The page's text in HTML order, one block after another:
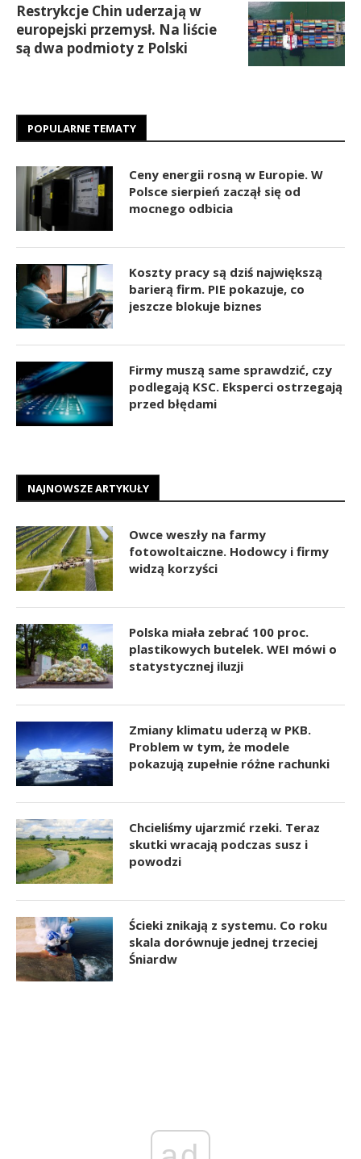
Restrykcje Chin uderzają w
europejski przemysł. Na liście
są dwa podmioty z Polski
POPULARNE TEMATY
Ceny energii rosną w Europie. W
Polsce sierpień zaczął się od
mocnego odbicia
Koszty pracy są dziś największą
barierą firm. PIE pokazuje, co
jeszcze blokuje biznes
Firmy muszą same sprawdzić, czy
podlegają KSC. Eksperci ostrzegają
przed błędami
NAJNOWSZE ARTYKUŁY
Owce weszły na farmy
fotowoltaiczne. Hodowcy i firmy
widzą korzyści
Polska miała zebrać 100 proc.
plastikowych butelek. WEI mówi o
statystycznej iluzji
Zmiany klimatu uderzą w PKB.
Problem w tym, że modele
pokazują zupełnie różne rachunki
Chcieliśmy ujarzmić rzeki. Teraz
skutki wracają podczas susz i
powodzi
Ścieki znikają z systemu. Co roku
skala dorównuje jednej trzeciej
Śniardw